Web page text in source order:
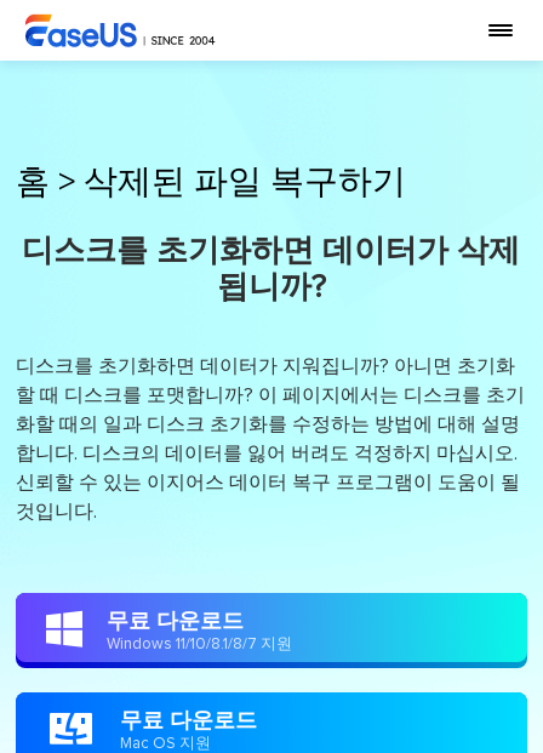
홈 > 삭제된 파일 복구하기
디스크를 초기화하면 데이터가 삭제
됩니까?
디스크를 초기화하면 데이터가 지워집니까? 아니면 초기화
할 때 디스크를 포맷합니까? 이 페이지에서는 디스크를 초기
화할 때의 일과 디스크 초기화를 수정하는 방법에 대해 설명
합니다. 디스크의 데이터를 잃어 버려도 걱정하지 마십시오.
신뢰할 수 있는 이지어스 데이터 복구 프로그램이 도움이 될
것입니다.
 무료 다운로드
Windows 11/10/8.1/8/7 지원
 무료 다운로드
Mac OS 지원